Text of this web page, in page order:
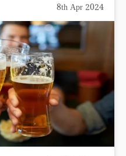
8th Apr 2024